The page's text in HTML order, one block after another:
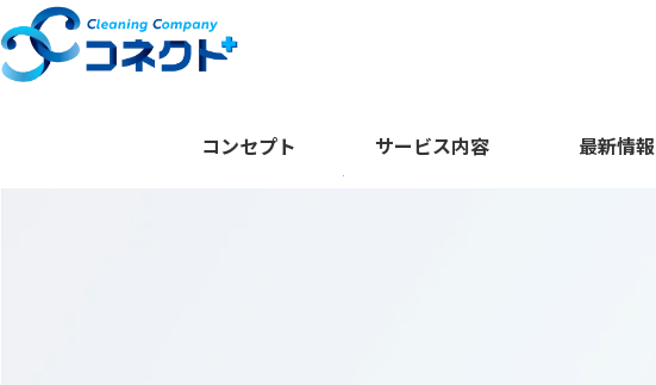
コンセプト サービス内容 最新情報